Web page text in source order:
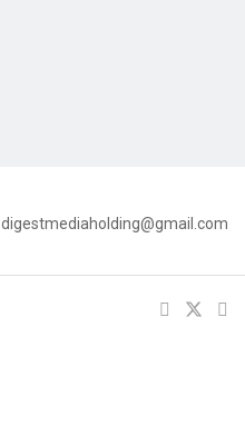
digestmediaholding@gmail.com